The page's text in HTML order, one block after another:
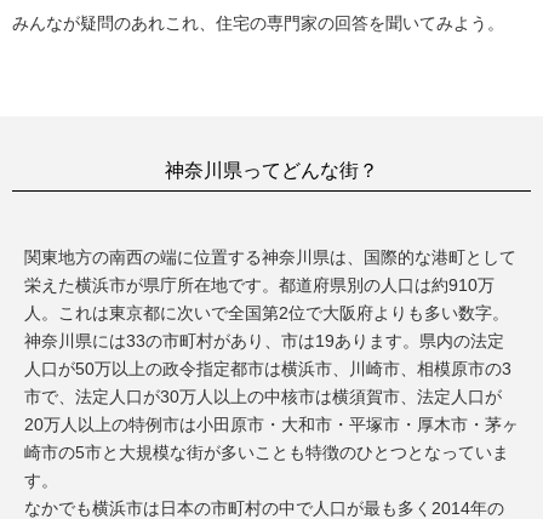
みんなが疑問のあれこれ、住宅の専門家の回答を聞いてみよう。
神奈川県ってどんな街？
関東地方の南西の端に位置する神奈川県は、国際的な港町として
栄えた横浜市が県庁所在地です。都道府県別の人口は約910万
人。これは東京都に次いで全国第2位で大阪府よりも多い数字。
神奈川県には33の市町村があり、市は19あります。県内の法定
人口が50万以上の政令指定都市は横浜市、川崎市、相模原市の3
市で、法定人口が30万人以上の中核市は横須賀市、法定人口が
20万人以上の特例市は小田原市・大和市・平塚市・厚木市・茅ヶ
崎市の5市と大規模な街が多いことも特徴のひとつとなっていま
す。
なかでも横浜市は日本の市町村の中で人口が最も多く2014年の